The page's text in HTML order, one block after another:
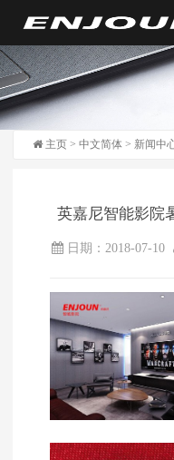
主页 > 中文简体 > 新闻中
英嘉尼智能影院
日期：2018-07-10